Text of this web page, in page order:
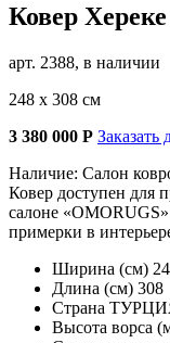
Ковер Хереке
арт. 2388, в наличии
248 х 308 см
3 380 000 Р Заказать
Наличие: Салон
Ковер доступен для
салоне
примерки в
Ширина (см)
Длина (см) 308
Страна
Высота ворса